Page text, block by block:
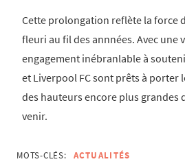
Cette prolongation reflète la force
fleuri au fil des annnées. Avec une
engagement inébranlable à
et Liverpool FC sont prêts à porter
des hauteurs encore plus grandes
venir.
MOTS-CLÉS: ACTUALITÉS